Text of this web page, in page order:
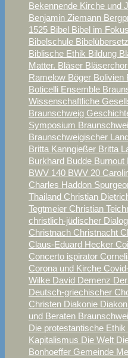
Bekennende Kirche und
Benjamin Ziemann
1525 Bibel Bibel im Fokus
Bibelschule
Biblische Ethik Bildung
Matter. Bläser Bläserchor
Ramelow Böger Bolivien
Boticelli Ensemble
Wissenschaftliche
Braunschweig
Symposium
Braunschweigischer
Britta Kanngießer Britta
Burkhard Budde Burnout
BWV 140 BWV 20
Charles Haddon
Thailand Christian
Tegtmeier Christian
christlich-jüdischer Dialog
Christnach Christnacht
Claus-Eduard Hecker
Concerto ispirator
Corona und Kirche
Wilke David Demenz
Deutsch-griechischer
Christen Diakonie
und Beraten
Die protestantische
Kapitalismus Die Welt
Bonhoeffer Gemeinde